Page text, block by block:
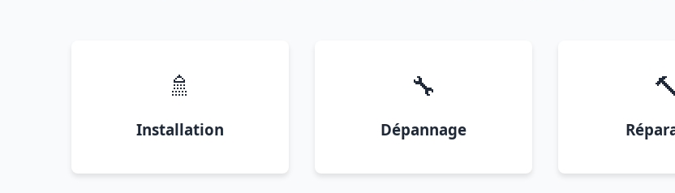
🚿
Installation
🔧
Dépannage